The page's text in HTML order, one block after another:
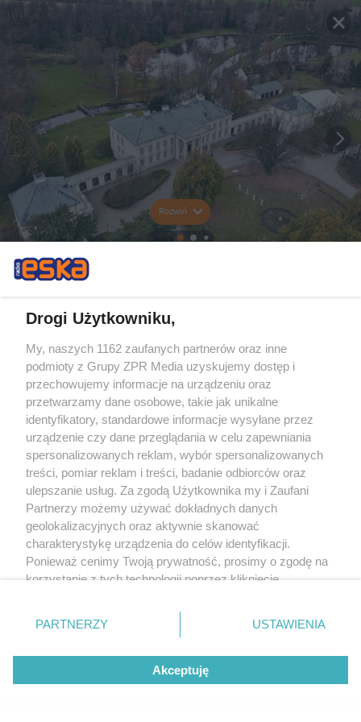
Rozwiń
Drogi Użytkowniku,
My, naszych 1162 zaufanych partnerów oraz inne
podmioty z Grupy ZPR Media uzyskujemy dostęp i
przechowujemy informacje na urządzeniu oraz
przetwarzamy dane osobowe, takie jak unikalne
identyfikatory, standardowe informacje wysyłane przez
urządzenie czy dane przeglądania w celu zapewniania
spersonalizowanych reklam, wybór spersonalizowanych
treści, pomiar reklam i treści, badanie odbiorców oraz
ulepszanie usług. Za zgodą Użytkownika my i Zaufani
Partnerzy możemy używać dokładnych danych
geolokalizacyjnych oraz aktywnie skanować
charakterystykę urządzenia do celów identyfikacji.
Ponieważ cenimy Twoją prywatność, prosimy o zgodę na
korzystanie z tych technologii poprzez kliknięcie
zmienić/wycofać klikając przycisk ustawień prywatności
znajdujący się w lewym dolnym rogu strony
rodzaje przetwarzania danych nie wymagają zgody
użytkownika, ale masz prawo sprzeciwić się takiemu
przetwarzaniu. Preferencje będą miały zastosowanie tylko
PARTNERZY USTAWIENIA
Akceptuję